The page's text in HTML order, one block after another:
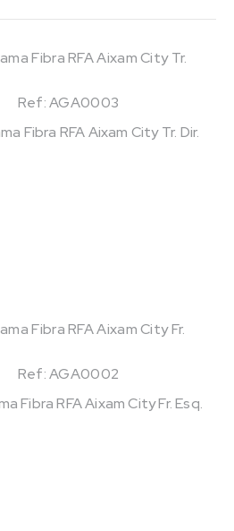
Ref: AGA0003
Fibra RFA Aixam City Tr. Dir.
Ref: AGA0002
Fibra RFA Aixam City Fr. Esq.